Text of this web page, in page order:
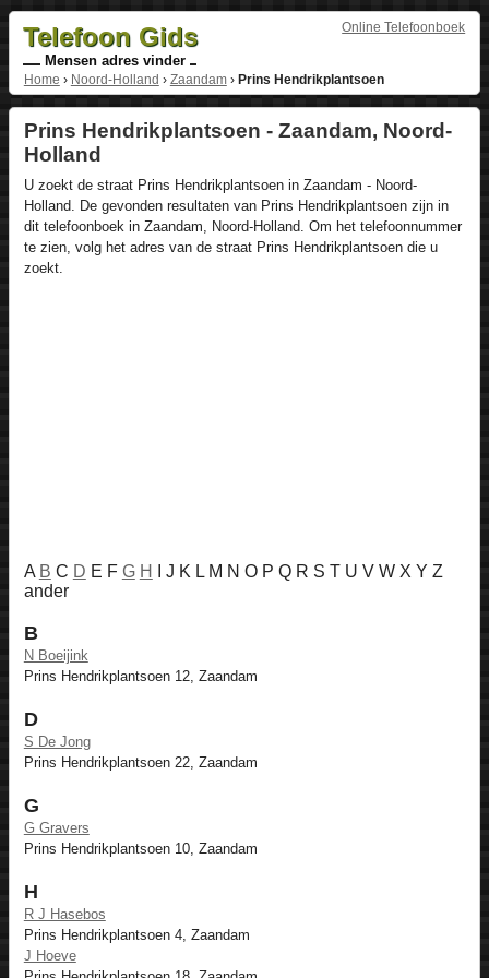
Online Telefoonboek
Telefoon Gids
Mensen adres vinder
Home › Noord-Holland › Zaandam› Prins Hendrikplantsoen
Prins Hendrikplantsoen - Zaandam, Noord-
Holland
U zoekt de straat Prins Hendrikplantsoen in Zaandam - Noord-
Holland. De gevonden resultaten van Prins Hendrikplantsoen zijn in
dit telefoonboek in Zaandam, Noord-Holland. Om het telefoonnummer
te zien, volg het adres van de straat Prins Hendrikplantsoen die u
zoekt.
A B C D E F G H
I J K L M N O P Q R S T U V W X Y Z
ander
B
N Boeijink
Prins Hendrikplantsoen 12, Zaandam
D
S De Jong
Prins Hendrikplantsoen 22, Zaandam
G
G Gravers
Prins Hendrikplantsoen 10, Zaandam
H
R J Hasebos
Prins Hendrikplantsoen 4, Zaandam
J Hoeve